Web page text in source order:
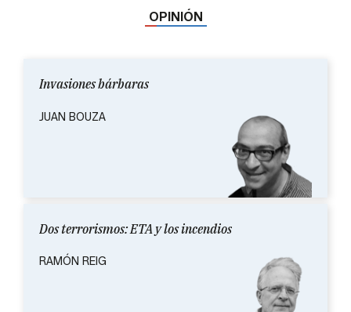
OPINIÓN
Invasiones bárbaras
JUAN BOUZA
Dos terrorismos: ETA y los incendios
RAMÓN REIG